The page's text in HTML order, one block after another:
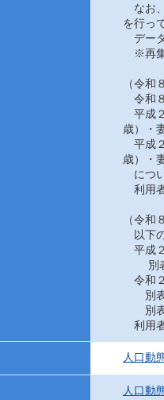
なお
を行っ
デー
※再集
（令和
令和
平成
歳）・
平成
歳）・
につ
利用
（令和
以下
平成
別表
令和
別表
別表
利用
人口動
人口動